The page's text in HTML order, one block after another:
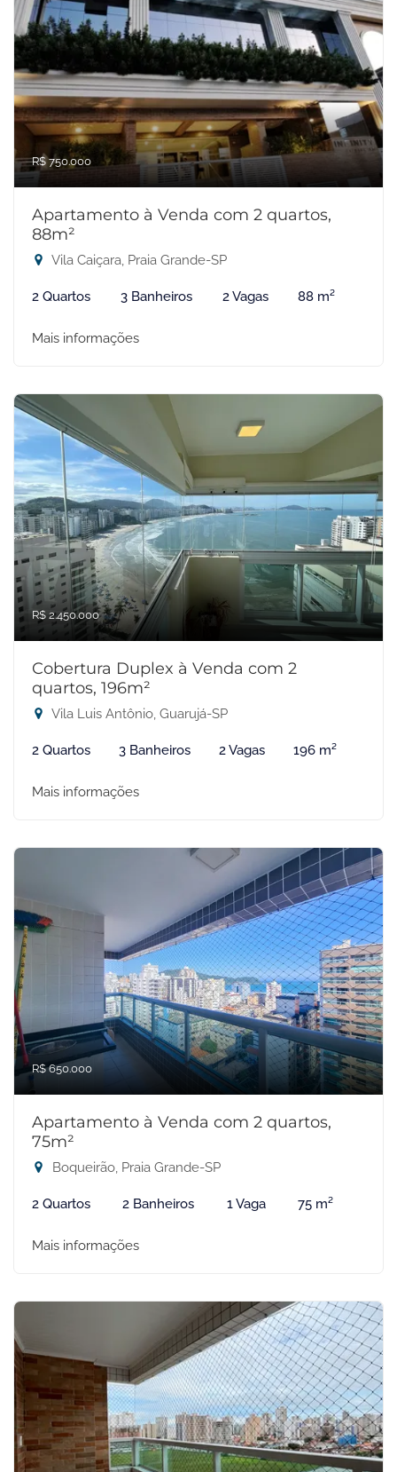
R$ 750.000
Apartamento à Venda com 2 quartos,
88m²
Vila Caiçara, Praia Grande-SP
2 Quartos 3 Banheiros 2 Vagas 88 m²
Mais informações
R$ 2.450.000
Cobertura Duplex à Venda com 2
quartos, 196m²
Vila Luis Antônio, Guarujá-SP
2 Quartos 3 Banheiros 2 Vagas 196 m²
Mais informações
R$ 650.000
Apartamento à Venda com 2 quartos,
75m²
Boqueirão, Praia Grande-SP
2 Quartos 2 Banheiros 1 Vaga 75 m²
Mais informações